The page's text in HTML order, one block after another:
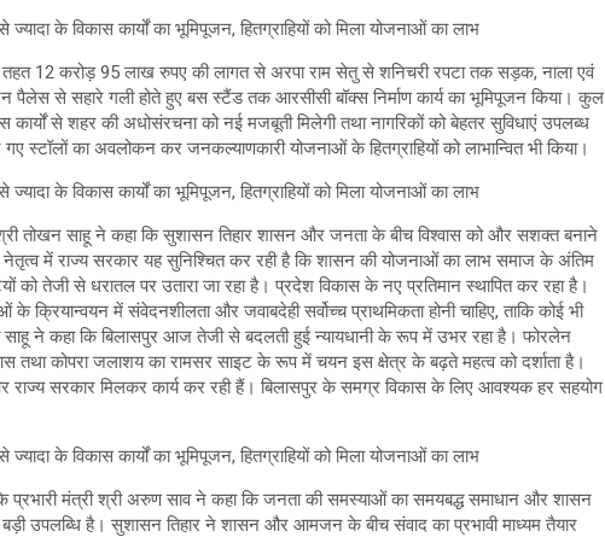
तहत 12 करोड़ 95 लाख रुपए की लागत से अरपा राम सेतु से शनिचरी रपटा तक सड़क, नाला एवं
पैलेस से सहारे गली होते हुए बस स्टैंड तक आरसीसी बॉक्स निर्माण कार्य का भूमिपूजन किया। कुल
से शहर की अधोसंरचना को नई मजबूती मिलेगी तथा नागरिकों को बेहतर सुविधाएं उपलब्ध
गए स्टॉलों का अवलोकन कर जनकल्याणकारी योजनाओं के हितग्राहियों को लाभान्वित भी किया।
तोखन साहू ने कहा कि सुशासन तिहार शासन और जनता के बीच विश्वास को और सशक्त बनाने
में राज्य सरकार यह सुनिश्चित कर रही है कि शासन की योजनाओं का लाभ समाज के अंतिम
को तेजी से धरातल पर उतारा जा रहा है। प्रदेश विकास के नए प्रतिमान स्थापित कर रहा है।
के क्रियान्वयन में संवेदनशीलता और जवाबदेही सर्वोच्च प्राथमिकता होनी चाहिए, ताकि कोई भी
साहू ने कहा कि बिलासपुर आज तेजी से बदलती हुई न्यायधानी के रूप में उभर रहा है। फोरलेन
तथा कोपरा जलाशय का रामसर साइट के रूप में चयन इस क्षेत्र के बढ़ते महत्व को दर्शाता है।
राज्य सरकार मिलकर कार्य कर रही हैं। बिलासपुर के समग्र विकास के लिए आवश्यक हर सहयोग
प्रभारी मंत्री श्री अरुण साव ने कहा कि जनता की समस्याओं का समयबद्ध समाधान और शासन
उपलब्धि है। सुशासन तिहार ने शासन और आमजन के बीच संवाद का प्रभावी माध्यम तैयार